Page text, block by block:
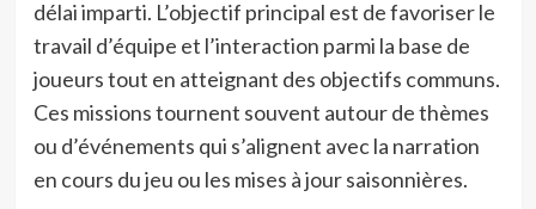
délai imparti. L’objectif principal est de favoriser le
travail d’équipe et l’interaction parmi la base de
joueurs tout en atteignant des objectifs communs.
Ces missions tournent souvent autour de thèmes
ou d’événements qui s’alignent avec la narration
en cours du jeu ou les mises à jour saisonnières.